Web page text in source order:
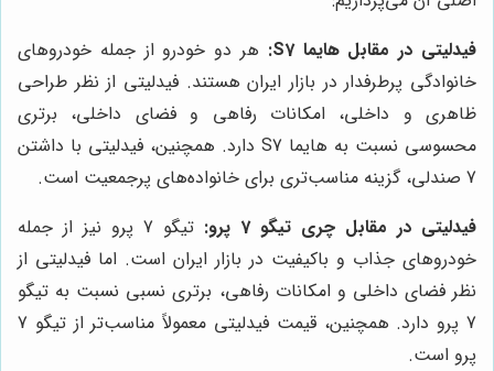
فیدلیتی در مقابل هایما S7:
هر دو خودرو از جمله خودروهای
خانوادگی پرطرفدار در بازار ایران هستند. فیدلیتی از نظر طراحی
ظاهری و داخلی، امکانات رفاهی و فضای داخلی، برتری
محسوسی نسبت به هایما S7 دارد. همچنین، فیدلیتی با داشتن
7 صندلی، گزینه مناسب‌تری برای خانواده‌های پرجمعیت است.
فیدلیتی در مقابل چری تیگو 7 پرو:
تیگو 7 پرو نیز از جمله
خودروهای جذاب و باکیفیت در بازار ایران است. اما فیدلیتی از
نظر فضای داخلی و امکانات رفاهی، برتری نسبی نسبت به تیگو
7 پرو دارد. همچنین، قیمت فیدلیتی معمولاً مناسب‌تر از تیگو 7
پرو است.